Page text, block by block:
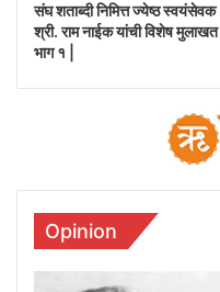
संघ शताब्दी निमित्त ज्येष्ठ स्वयंसेवक
श्री. राम नाईक यांची विशेष मुलाखत |
भाग १ |
Opinion